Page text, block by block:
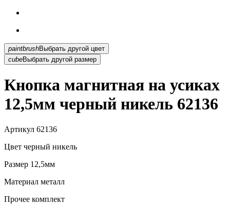
paintbrush
Выбрать другой цвет
cubeВыбрать другой размер
Кнопка магнитная на усиках
12,5мм черный никель 62136
Артикул 62136
Цвет черный никель
Размер 12,5мм
Материал металл
Прочее комплект